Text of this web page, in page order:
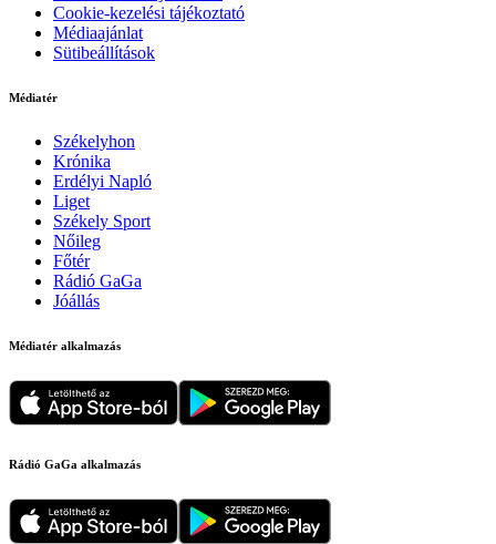
Cookie-kezelési tájékoztató
Médiaajánlat
Sütibeállítások
Médiatér
Székelyhon
Krónika
Erdélyi Napló
Liget
Székely Sport
Nőileg
Főtér
Rádió GaGa
Jóállás
Médiatér alkalmazás
Rádió GaGa alkalmazás